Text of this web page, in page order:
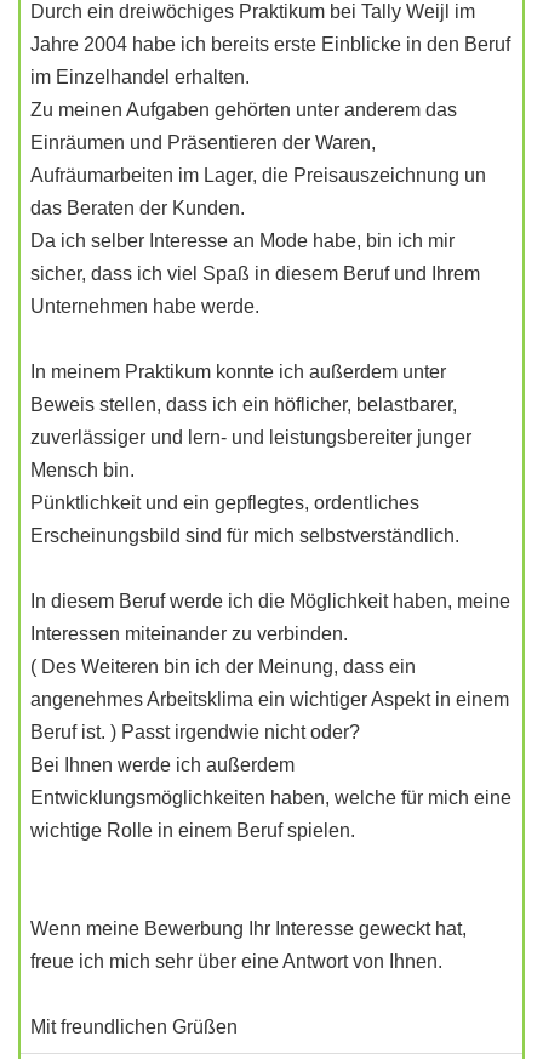
Durch ein dreiwöchiges Praktikum bei Tally Weijl im
Jahre 2004 habe ich bereits erste Einblicke in den Beruf
im Einzelhandel erhalten.
Zu meinen Aufgaben gehörten unter anderem das
Einräumen und Präsentieren der Waren,
Aufräumarbeiten im Lager, die Preisauszeichnung un
das Beraten der Kunden.
Da ich selber Interesse an Mode habe, bin ich mir
sicher, dass ich viel Spaß in diesem Beruf und Ihrem
Unternehmen habe werde.
In meinem Praktikum konnte ich außerdem unter
Beweis stellen, dass ich ein höflicher, belastbarer,
zuverlässiger und lern- und leistungsbereiter junger
Mensch bin.
Pünktlichkeit und ein gepflegtes, ordentliches
Erscheinungsbild sind für mich selbstverständlich.
In diesem Beruf werde ich die Möglichkeit haben, meine
Interessen miteinander zu verbinden.
( Des Weiteren bin ich der Meinung, dass ein
angenehmes Arbeitsklima ein wichtiger Aspekt in einem
Beruf ist. ) Passt irgendwie nicht oder?
Bei Ihnen werde ich außerdem
Entwicklungsmöglichkeiten haben, welche für mich eine
wichtige Rolle in einem Beruf spielen.
Wenn meine Bewerbung Ihr Interesse geweckt hat,
freue ich mich sehr über eine Antwort von Ihnen.
Mit freundlichen Grüßen